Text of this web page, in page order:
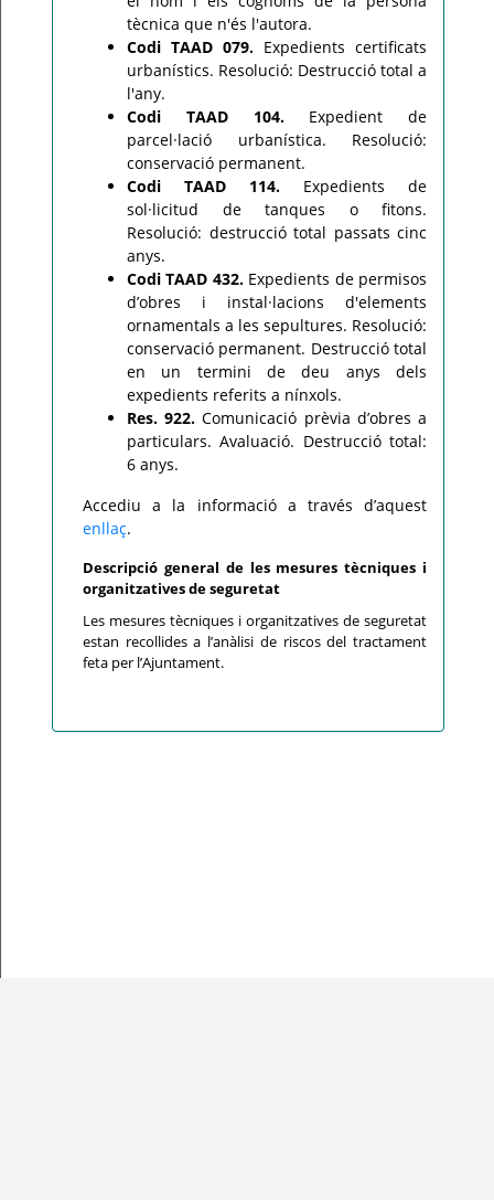
tècnica que n'és l'autora.
Codi TAAD 079. Expedients certificats
urbanístics. Resolució: Destrucció total a
l'any.
Codi TAAD 104.Expedient de
parcel·lació urbanística. Resolució:
conservació permanent.
Codi TAAD 114. Expedients de
sol·licitud de tanques o fitons.
Resolució: destrucció total passats cinc
anys.
Codi TAAD 432.Expedients de permisos
d’obres i instal·lacions d'elements
ornamentals a les sepultures. Resolució:
conservació permanent. Destrucció total
en un termini de deu anys dels
expedients referits a nínxols.
Res. 922.Comunicació prèvia d’obres a
particulars. Avaluació. Destrucció total:
6 anys.
Accediu a la informació a través d’aquest
enllaç.
Descripció general de les mesures tècniques i
organitzatives de seguretat
Les mesures tècniques i organitzatives de seguretat
estan recollides a l’anàlisi de riscos del tractament
feta per l’Ajuntament.